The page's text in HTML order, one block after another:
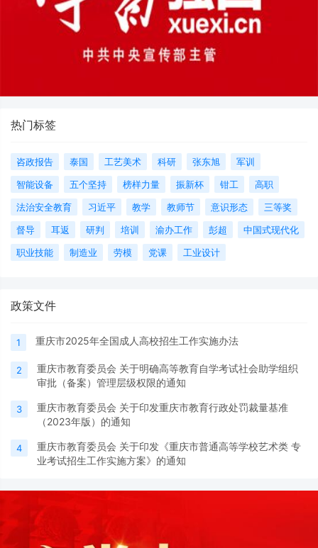
热门标签
咨政报告 泰国 工艺美术 科研 张东旭
军训
智能设备
五个坚持 榜样力量 振新杯 钳工
高职
法治安全教育
习近平 教学 教师节 意识形态
三等奖
督导
耳返 研判 培训 渝办工作 彭超
中国式现代化
职业技能
制造业 劳模 党课 工业设计
政策文件
1 重庆市2025年全国成人高校招生工作实施办法
2
重庆市教育委员会 关于明确高等教育自学考试社会助学组织
审批（备案）管理层级权限的通知
3
重庆市教育委员会 关于印发重庆市教育行政处罚裁量基准
（2023年版）的通知
4
重庆市教育委员会 关于印发《重庆市普通高等学校艺术类 专
业考试招生工作实施方案》的通知